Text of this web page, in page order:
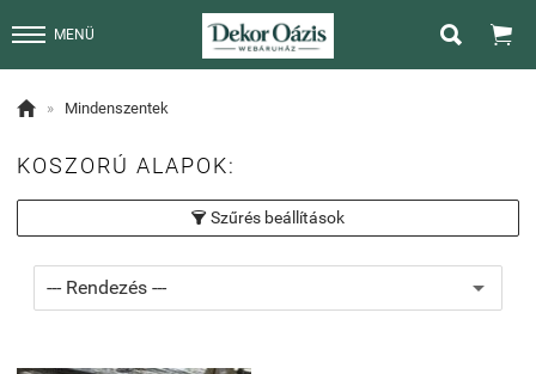
MENÜ  
 » Mindenszentek
KOSZORÚ ALAPOK:
 Szűrés beállítások